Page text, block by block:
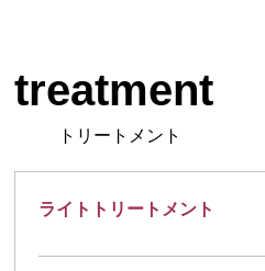
treatment
トリートメント
ライトトリートメント